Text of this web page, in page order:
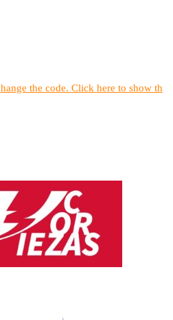
the code. Click here to show th